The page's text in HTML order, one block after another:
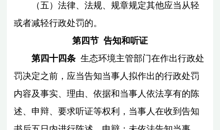
（五）法律、法规、规章规定其他应当从轻
或者减轻行政处罚的。
第四节 告知和听证
第四十四条 生态环境主管部门在作出行政处
罚决定之前，应当告知当事人拟作出的行政处罚
内容及事实、理由、依据和当事人依法享有的陈
述、申辩、要求听证等权利，当事人在收到告知